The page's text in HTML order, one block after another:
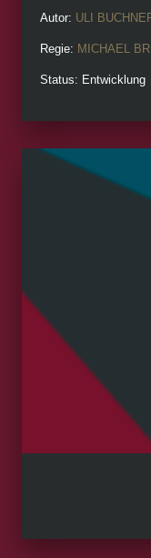
Autor: ULI
Regie: MICHAEL
Status: Entwicklung